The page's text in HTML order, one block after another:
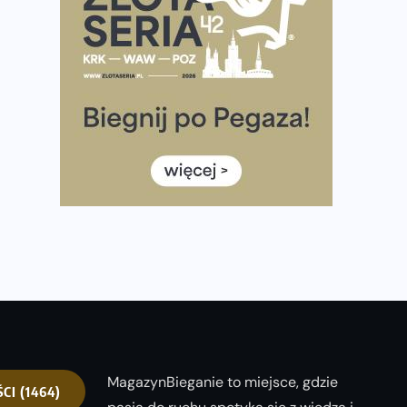
półmaratonem
Już w tę sobotę 35. Bieg Powstania Warszawskiego.
Wystartuje rekordowa liczba uczestników
poradnik przed startem
Ile razy w tygodniu biegać? 3 treningi wystarczą? Jak
często biegać, żeby robić postępy
Już w ten weekend! Przed nami Nocny Portowy
(1464)
MagazynBieganie to miejsce, gdzie